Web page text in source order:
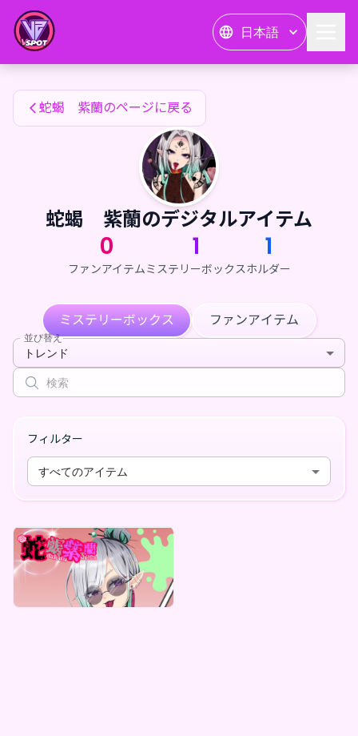
日本語
蛇蝎 紫蘭のファンアイテム
蛇蝎 紫蘭のページに戻る
蛇蝎 紫蘭のデジタルアイテム
0
ファンアイテム
1
ミステリーボックス
1
ホルダー
ミステリーボックス ファンアイテム
並び替え
トレンド
フィルター
すべてのアイテム
蛇蝎 紫蘭
最低価格
蛇蝎 紫蘭のファンアイテム — 24karat